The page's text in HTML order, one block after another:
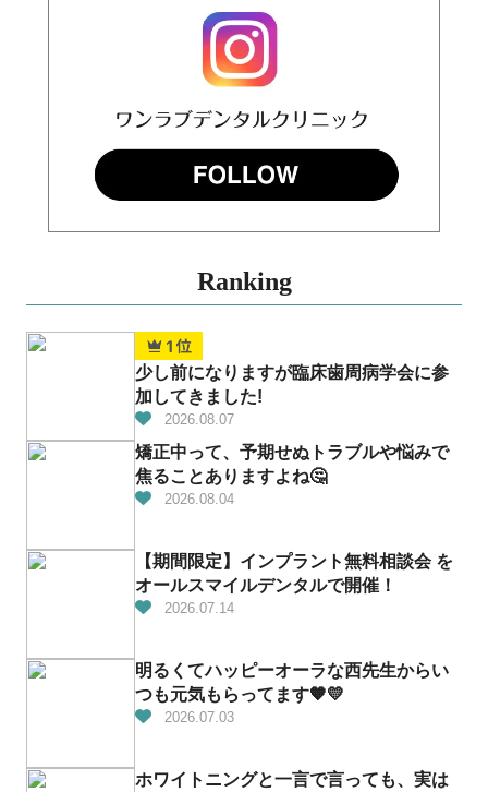
Ranking
少し前になりますが臨床歯周病学会に参
加してきました!
2026.08.07
矯正中って、予期せぬトラブルや悩みで
焦ることありますよね🤔
2026.08.04
【期間限定】インプラント無料相談会 を
オールスマイルデンタルで開催！
2026.07.14
明るくてハッピーオーラな西先生からい
つも元気もらってます🧡💛
2026.07.03
ホワイトニングと一言で言っても、実は